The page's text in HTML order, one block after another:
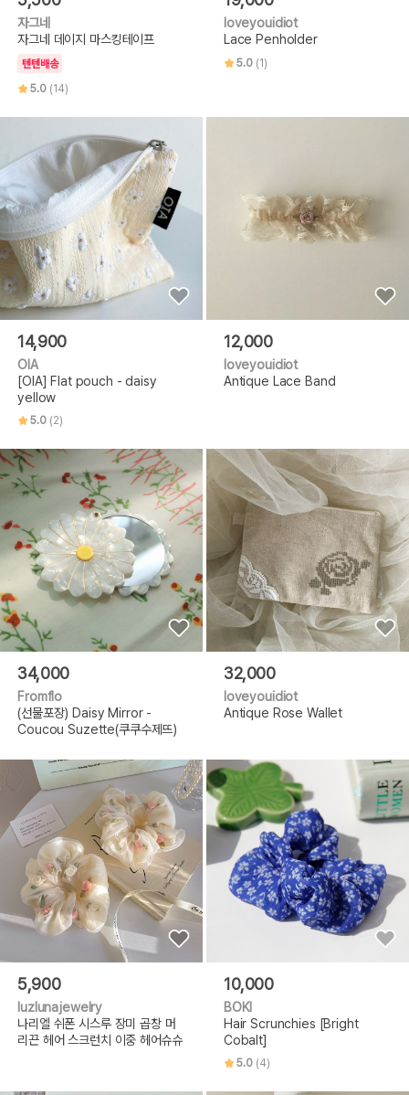
자그네
자그네 데이지 마스킹테이프
텐텐배송
5.0 (14)
loveyouidiot
Lace Penholder
5.0 (1)
14,900
OIA
[OIA] Flat pouch - daisy
yellow
5.0 (2)
12,000
loveyouidiot
Antique Lace Band
34,000
Fromflo
(선물포장) Daisy Mirror -
Coucou Suzette(쿠쿠수제뜨)
32,000
loveyouidiot
Antique Rose Wallet
5,900
luzlunajewelry
나리엘 쉬폰 시스루 장미 곱창 머
리끈 헤어 스크런치 이중 헤어슈슈
10,000
BOKI
Hair Scrunchies [Bright
Cobalt]
5.0 (4)